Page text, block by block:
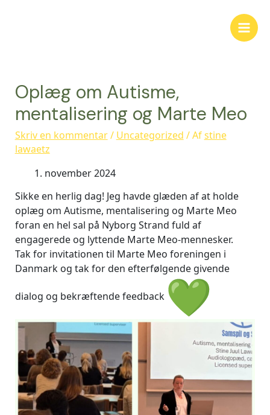
Oplæg om Autisme,
mentalisering og Marte Meo
Skriv en kommentar/ Uncategorized / Afstine
lawaetz
november 2024
Sikke en herlig dag! Jeg havde glæden af at holde
oplæg om Autisme, mentalisering og Marte Meo
foran en hel sal på Nyborg Strand fuld af
engagerede og lyttende Marte Meo-mennesker.
Tak for invitationen til Marte Meo foreningen i
Danmark og tak for den efterfølgende givende
dialog og bekræftende feedback